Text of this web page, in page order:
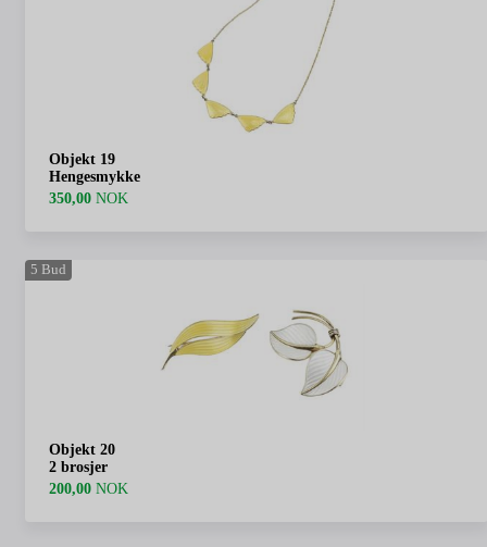
Objekt 19
Hengesmykke
350,00 NOK
5 Bud
Objekt 20
2 brosjer
200,00 NOK